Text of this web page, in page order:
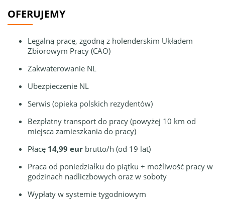
OFERUJEMY
Legalną pracę, zgodną z holenderskim Układem
Zbiorowym Pracy (CAO)
Zakwaterowanie NL
Ubezpieczenie NL
Serwis (opieka polskich rezydentów)
Bezpłatny transport do pracy (powyżej 10 km od
miejsca zamieszkania do pracy)
Płacę 14,99 eur brutto/h (od 19 lat)
Praca od poniedziałku do piątku + możliwość pracy w
godzinach nadliczbowych oraz w soboty
Wypłaty w systemie tygodniowym